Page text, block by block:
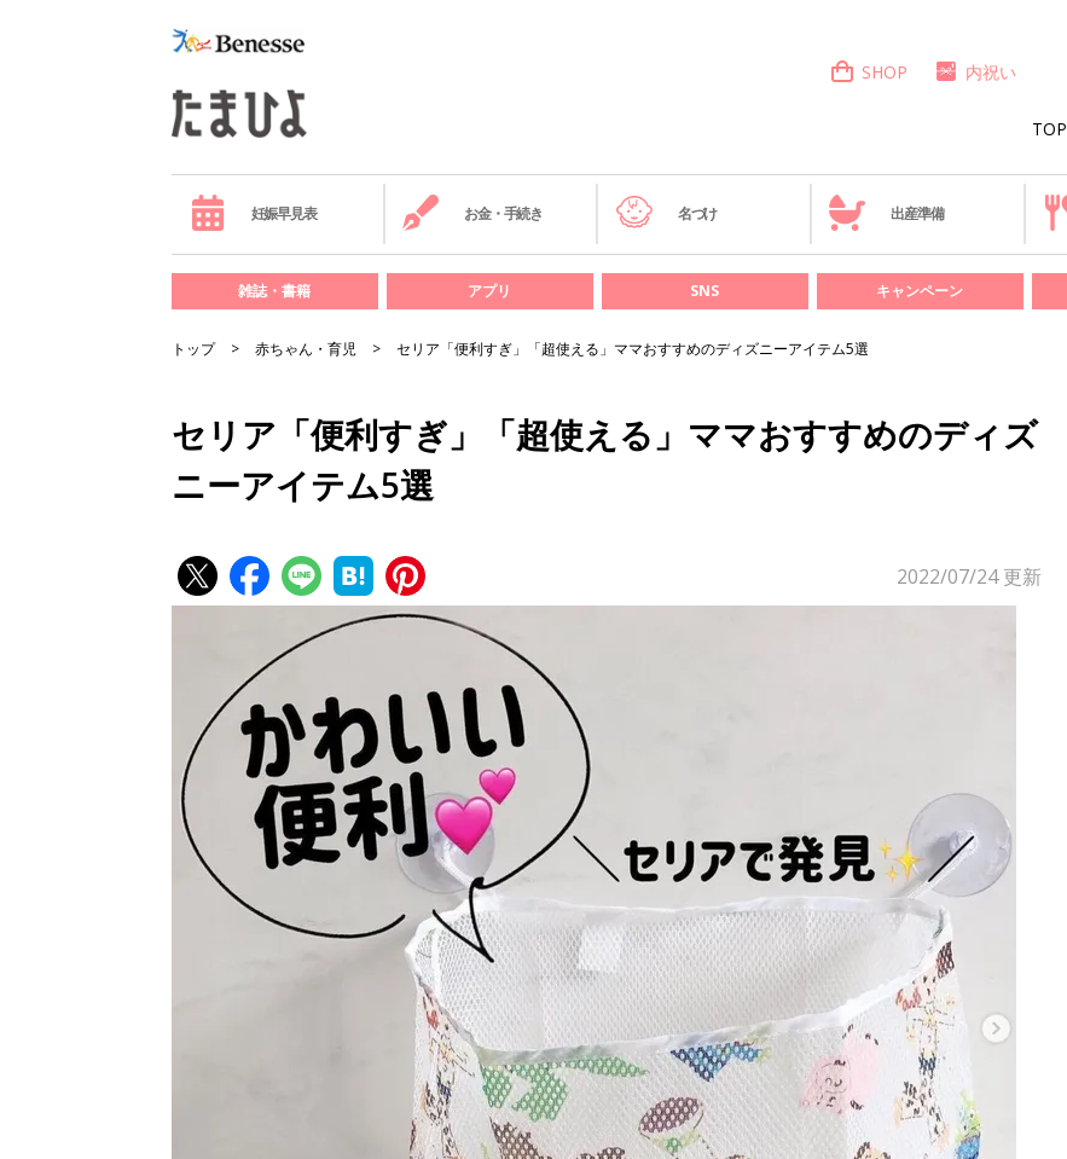
TOP
SHOP 内祝い
妊娠早見表 お金・手続き 名づけ 出産準備
雑誌・書籍 アプリ SNS キャンペーン
トップ 赤ちゃん・育児 セリア「便利すぎ」「超使える」ママおすすめのディズニーアイテム5選
セリア「便利すぎ」「超使える」ママおすすめのディズ
ニーアイテム5選
2022/07/24更新